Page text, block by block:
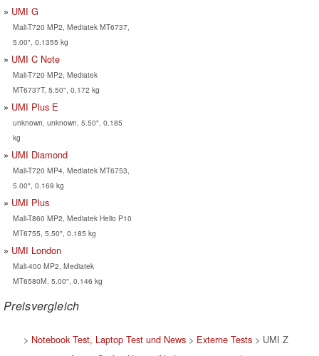
UMI G
Mali-T720 MP2, Mediatek MT6737,
5.00", 0.1355 kg
UMI C Note
Mali-T720 MP2, Mediatek
MT6737T, 5.50", 0.172 kg
UMI Plus E
unknown, unknown, 5.50", 0.185
kg
UMI Diamond
Mali-T720 MP4, Mediatek MT6753,
5.00", 0.169 kg
UMI Plus
Mali-T860 MP2, Mediatek Helio P10
MT6755, 5.50", 0.185 kg
UMI London
Mali-400 MP2, Mediatek
MT6580M, 5.00", 0.146 kg
Preisvergleich
> Notebook Test, Laptop Test und News > Externe Tests > UMI Z